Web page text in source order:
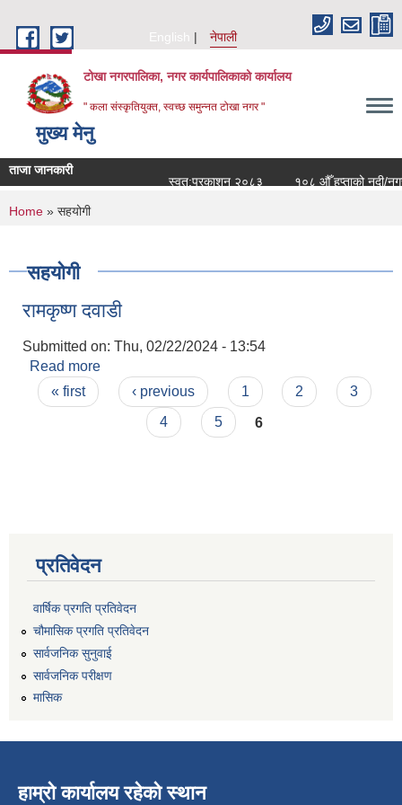
English
नेपाली
टोखा नगरपालिका, नगर कार्यपालिकाको कार्यालय
" कला संस्कृतियुक्त, स्वच्छ समुन्‍नत टोखा नगर "
मुख्य मेनु
ताजा जानकारी
स्वत:प्रकाशन २०८३
१०८ औँ हप्ताको नदी/
You are here
Home » सहयोगी
सहयोगी
रामकृष्ण दवाडी
Submitted on: Thu, 02/22/2024 - 13:54
Read more
Pages
« first ‹ previous 1 2
3
4
5 6
प्रतिवेदन
वार्षिक प्रगति प्रतिवेदन
चौमासिक प्रगति प्रतिवेदन
सार्वजनिक सुनुवाई
सार्वजनिक परीक्षण
मासिक
हाम्रो कार्यालय रहेको स्थान